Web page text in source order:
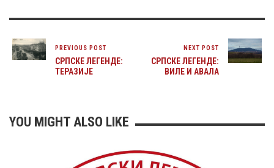
PREVIOUS POST
СРПСКЕ ЛЕГЕНДЕ:
ТЕРАЗИЈЕ
NEXT POST
СРПСКЕ ЛЕГЕНДЕ:
ВИЛЕ И АВАЛА
YOU MIGHT ALSO LIKE